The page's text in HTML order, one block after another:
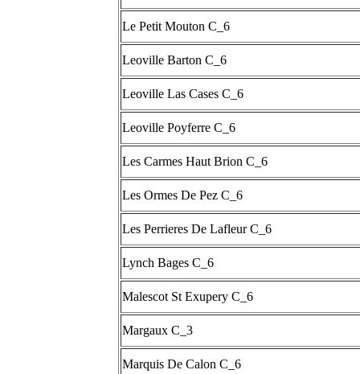
Le Petit Mouton C_6
Leoville Barton C_6
Leoville Las Cases C_6
Leoville Poyferre C_6
Les Carmes Haut Brion C_6
Les Ormes De Pez C_6
Les Perrieres De Lafleur C_6
Lynch Bages C_6
Malescot St Exupery C_6
Margaux C_3
Marquis De Calon C_6